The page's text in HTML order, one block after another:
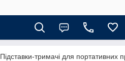
Підставки-тримачі для портативних